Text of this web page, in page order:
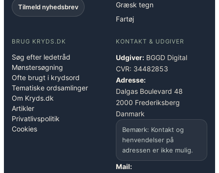
Tilmeld nyhedsbrev
Græsk tegn
Fartøj
BRUG KRYDS.DK
Søg efter ledetråd
Mønstersøgning
Ofte brugt i krydsord
Tematiske ordsamlinger
Om Kryds.dk
Artikler
Privatlivspolitik
Cookies
KONTAKT & UDGIVER
Udgiver: BGGD Digital
CVR: 34482853
Adresse:
Dalgas Boulevard 48
2000 Frederiksberg
Danmark
Bemærk: Kontakt og
henvendelser på
adressen er ikke mulig.
Mail: